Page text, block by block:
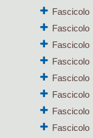
Fascicolo
Fascicolo
Fascicolo
Fascicolo
Fascicolo
Fascicolo
Fascicolo
Fascicolo